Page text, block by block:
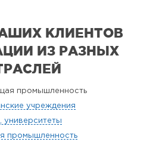
КЛИЕНТОВ
ИЗ РАЗНЫХ
промышленность
учреждения
университеты
промышленность